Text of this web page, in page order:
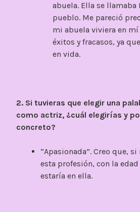
abuela. Ella se llamaba
pueblo. Me pareció
mi abuela viviera en
éxitos y fracasos, ya
en vida.
2. Si tuvieras que elegir una
como actriz, ¿cuál elegirías y
concreto?
“Apasionada”. Creo que,
esta profesión, con la
estaría en ella.